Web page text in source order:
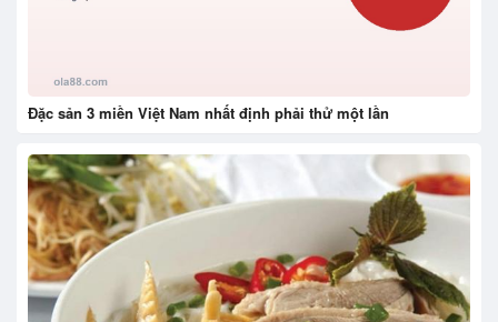
Đặc sản 3 miền Việt Nam nhất định phải thử một lần